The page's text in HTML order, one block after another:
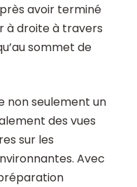
avoir terminé
à droite à travers
sommet de
non seulement un
des vues
sur les
Avec